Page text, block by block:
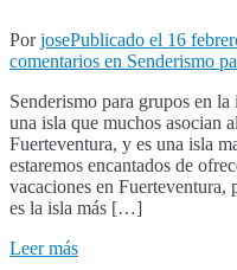
PorjosePublicado el 16
comentarios en Senderismo
Senderismo para grupos en
una isla que muchos asocian
Fuerteventura, y es una isla
estaremos encantados de
vacaciones en
es la isla más […]
Leer más